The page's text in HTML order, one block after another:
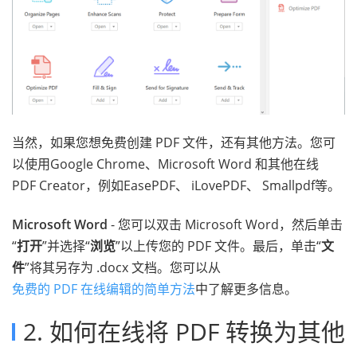
当然，如果您想免费创建 PDF 文件，还有其他方法。您可
以使用Google Chrome、Microsoft Word 和其他在线
PDF Creator，例如EasePDF、 iLovePDF、 Smallpdf等。
Microsoft Word - 您可以双击 Microsoft Word，然后单击
“打开”并选择“浏览”以上传您的 PDF 文件。最后，单击“文
件”将其另存为 .docx 文档。您可以从
免费的 PDF 在线编辑的简单方法中了解更多信息。
2. 如何在线将 PDF 转换为其他